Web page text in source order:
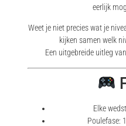
eerlijk
Weet je niet precies wat je
kijken samen welk
Een uitgebreide uitleg
Elke
Poulefase: